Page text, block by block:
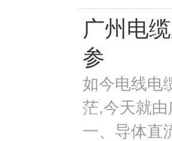
广州电
参
如今电线电
茫,今天就
一、导体直